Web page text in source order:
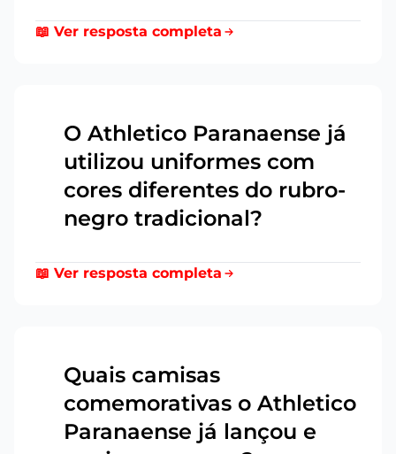
📖 Ver resposta completa
O Athletico Paranaense já
utilizou uniformes com
cores diferentes do rubro-
negro tradicional?
📖 Ver resposta completa
Quais camisas
comemorativas o Athletico
Paranaense já lançou e